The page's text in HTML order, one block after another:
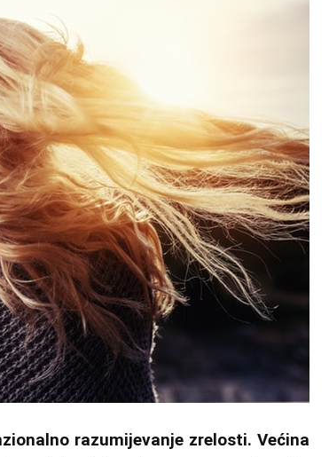
razumijevanje zrelosti. Većina